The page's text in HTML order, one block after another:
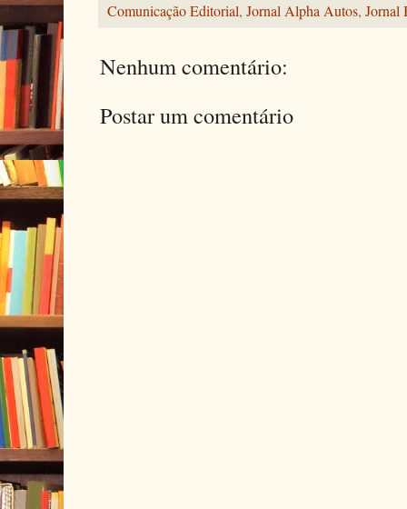
Comunicação Editorial, Jornal Alpha Autos, Jornal
Nenhum comentário:
Postar um comentário